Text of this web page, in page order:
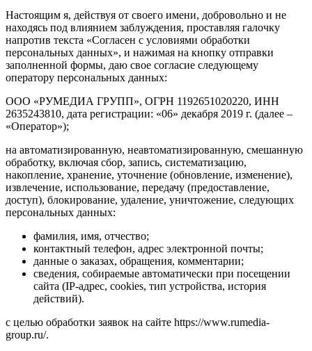
Настоящим я, действуя от своего имени, добровольно и не
находясь под влиянием заблуждения, проставляя галочку
напротив текста «Согласен с условиями обработки
персональных данных», и нажимая на кнопку отправки
заполненной формы, даю свое согласие следующему
оператору персональных данных:
ООО «РУМЕДИА ГРУПП», ОГРН 1192651020220, ИНН
2635243810, дата регистрации: «06» декабря 2019 г. (далее –
«Оператор»);
на автоматизированную, неавтоматизированную, смешанную
обработку, включая сбор, запись, систематизацию,
накопление, хранение, уточнение (обновление, изменение),
извлечение, использование, передачу (предоставление,
доступ), блокирование, удаление, уничтожение, следующих
персональных данных:
фамилия, имя, отчество;
контактный телефон, адрес электронной почты;
данные о заказах, обращения, комментарии;
сведения, собираемые автоматически при посещении
сайта (IP-адрес, cookies, тип устройства, история
действий).
с целью обработки заявок на сайте https://www.rumedia-
group.ru/.